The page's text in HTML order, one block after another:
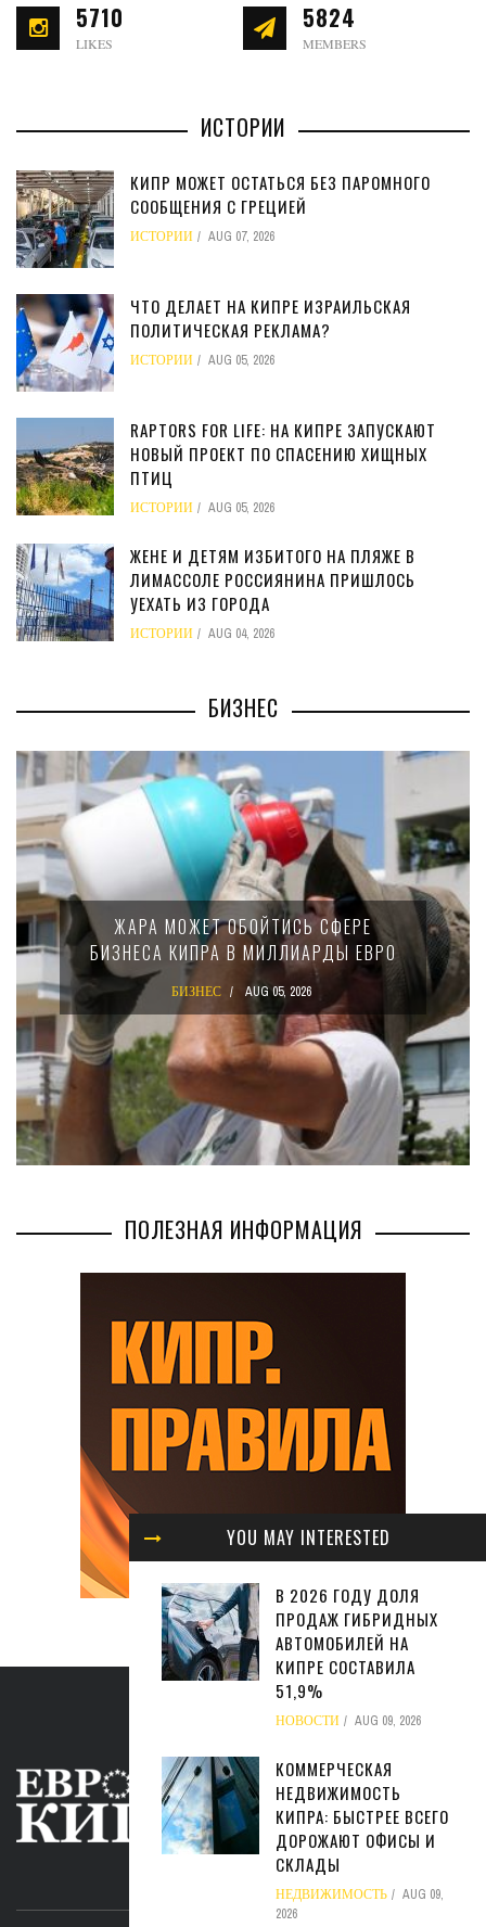
YOU MAY INTERESTED
В 2026 ГОДУ ДОЛЯ
ПРОДАЖ ГИБРИДНЫХ
АВТОМОБИЛЕЙ НА
КИПРЕ СОСТАВИЛА
51,9%
НОВОСТИ AUG 09, 2026
КОММЕРЧЕСКАЯ
НЕДВИЖИМОСТЬ
КИПРА: БЫСТРЕЕ ВСЕГО
ДОРОЖАЮТ ОФИСЫ И
СКЛАДЫ
НЕДВИЖИМОСТЬ
AUG 09,
2026
5710
LIKES
5824
MEMBERS
ИСТОРИИ
КИПР МОЖЕТ ОСТАТЬСЯ БЕЗ ПАРОМНОГО
СООБЩЕНИЯ С ГРЕЦИЕЙ
ИСТОРИИ AUG 07, 2026
ЧТО ДЕЛАЕТ НА КИПРЕ ИЗРАИЛЬСКАЯ
ПОЛИТИЧЕСКАЯ РЕКЛАМА?
ИСТОРИИ AUG 05, 2026
RAPTORS FOR LIFE: НА КИПРЕ ЗАПУСКАЮТ
НОВЫЙ ПРОЕКТ ПО СПАСЕНИЮ ХИЩНЫХ
ПТИЦ
ИСТОРИИ AUG 05, 2026
ЖЕНЕ И ДЕТЯМ ИЗБИТОГО НА ПЛЯЖЕ В
ЛИМАССОЛЕ РОССИЯНИНА ПРИШЛОСЬ
УЕХАТЬ ИЗ ГОРОДА
ИСТОРИИ AUG 04, 2026
БИЗНЕС
МОЖЕТ ОБОЙТИСЬ СФЕРЕ
КИПРА В МИЛЛИАРДЫ ЕВРО
БИЗНЕС AUG 05, 2026
15-
ПОЛЕЗНАЯ ИНФОРМАЦИЯ
ABOUT US